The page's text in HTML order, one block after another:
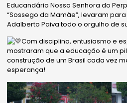
Educandário Nossa Senhora do
“Sossego da Mamãe”, levaram
Adalberto Paiva todo o orgulho de
Com disciplina, entusiasmo e
mostraram que a educação é um
construção de um Brasil cada vez
esperança!